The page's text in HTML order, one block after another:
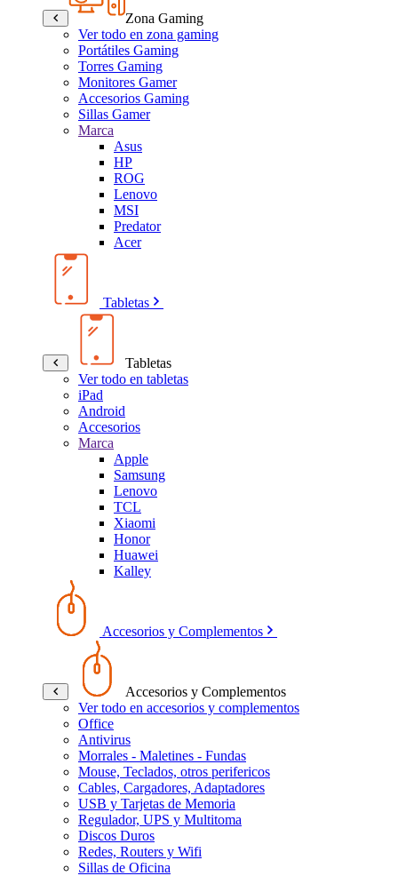
Zona Gaming
Ver todo en zona gaming
Portátiles Gaming
Torres Gaming
Monitores Gamer
Accesorios Gaming
Sillas Gamer
Marca
Asus
HP
ROG
Lenovo
MSI
Predator
Acer
Tabletas
Tabletas
Ver todo en tabletas
iPad
Android
Accesorios
Marca
Apple
Samsung
Lenovo
TCL
Xiaomi
Honor
Huawei
Kalley
Accesorios y Complementos
Accesorios y Complementos
Ver todo en accesorios y complementos
Office
Antivirus
Morrales - Maletines - Fundas
Mouse, Teclados, otros perifericos
Cables, Cargadores, Adaptadores
USB y Tarjetas de Memoria
Regulador, UPS y Multitoma
Discos Duros
Redes, Routers y Wifi
Sillas de Oficina